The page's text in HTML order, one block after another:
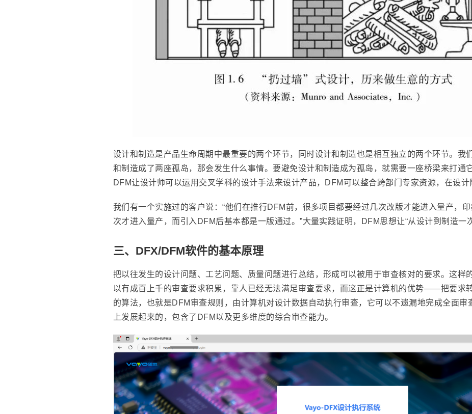
设计和制造是产品生命周期中最重要的两个环节，同时设计和制造也是相互独立的两个环节。我
和制造成了两座孤岛，那会发生什么事情。要避免设计和制造成为孤岛，就需要一座桥梁来打通
DFM让设计师可以运用交叉学科的设计手法来设计产品，DFM可以整合跨部门专家资源，在设计
我们有一个实施过的客户说：“他们在推行DFM前，很多项目都要经过几次改版才能进入量产，
次才进入量产，而引入DFM后基本都是一版通过。”大量实践证明，DFM思想让“从设计到制造一
三、DFX/DFM软件的基本原理
把以往发生的设计问题、工艺问题、质量问题进行总结，形成可以被用于审查核对的要求。这样
以有成百上千的审查要求积累，靠人已经无法满足审查要求，而这正是计算机的优势——把要求
的算法，也就是DFM审查规则，由计算机对设计数据自动执行审查，它可以不遗漏地完成全面审
上发展起来的，包含了DFM以及更多维度的综合审查能力。